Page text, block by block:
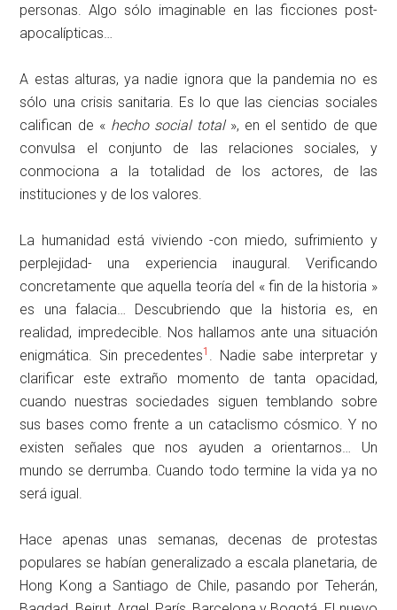
personas. Algo sólo imaginable en las ficciones post-
apocalípticas…
A estas alturas, ya nadie ignora que la pandemia no es
sólo una crisis sanitaria. Es lo que las ciencias sociales
califican de « hecho social total », en el sentido de que
convulsa el conjunto de las relaciones sociales, y
conmociona a la totalidad de los actores, de las
instituciones y de los valores.
La humanidad está viviendo -con miedo, sufrimiento y
perplejidad- una experiencia inaugural. Verificando
concretamente que aquella teoría del « fin de la historia »
es una falacia… Descubriendo que la historia es, en
realidad, impredecible. Nos hallamos ante una situación
enigmática. Sin precedentes1 . Nadie sabe interpretar y
clarificar este extraño momento de tanta opacidad,
cuando nuestras sociedades siguen temblando sobre
sus bases como frente a un cataclismo cósmico. Y no
existen señales que nos ayuden a orientarnos… Un
mundo se derrumba. Cuando todo termine la vida ya no
será igual.
Hace apenas unas semanas, decenas de protestas
populares se habían generalizado a escala planetaria, de
Hong Kong a Santiago de Chile, pasando por Teherán,